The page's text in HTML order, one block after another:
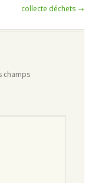
collecte déchets →
champs